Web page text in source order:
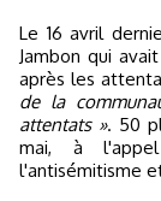
Le 16 avril
Jambon qui
après les
de la
attentats ». 50
mai, à
l'antisémitisme